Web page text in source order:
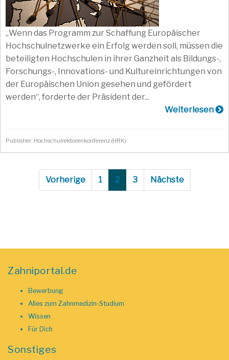
„Wenn das Programm zur Schaffung Europäischer
Hochschulnetzwerke ein Erfolg werden soll, müssen die
beteiligten Hochschulen in ihrer Ganzheit als Bildungs-,
Forschungs-, Innovations- und Kultureinrichtungen von
der Europäischen Union gesehen und gefördert
werden“, forderte der Präsident der...
Weiterlesen
Publisher: Hochschulrektorenkonferenz (HRK)
Vorherige 1 2 3 Nächste
Zahniportal.de
Bewerbung
Alles zum Zahnmedizin-Studium
Wissen
Für Dich
Sonstiges